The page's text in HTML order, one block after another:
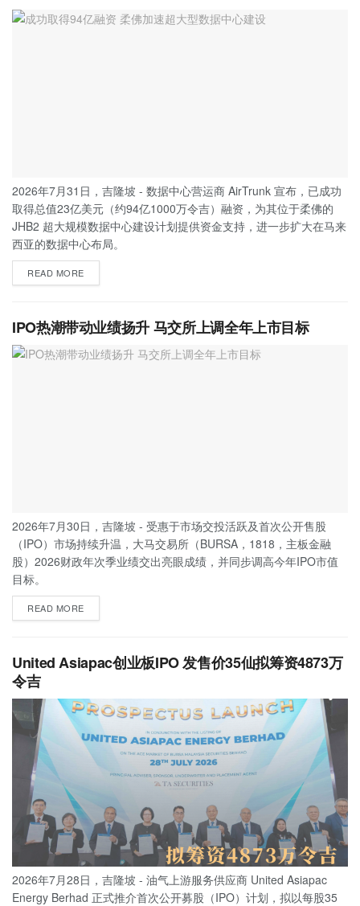
2026年7月31日，吉隆坡 - 数据中心营运商 AirTrunk 宣布，已成功
取得总值23亿美元（约94亿1000万令吉）融资，为其位于柔佛的
JHB2 超大规模数据中心建设计划提供资金支持，进一步扩大在马来
西亚的数据中心布局。
READ MORE
IPO热潮带动业绩扬升 马交所上调全年上市目标
2026年7月30日，吉隆坡 - 受惠于市场交投活跃及首次公开售股
（IPO）市场持续升温，大马交易所（BURSA，1818，主板金融
股）2026财政年次季业绩交出亮眼成绩，并同步调高今年IPO市值
目标。
READ MORE
United Asiapac创业板IPO 发售价35仙拟筹资4873万
令吉
2026年7月28日，吉隆坡 - 油气上游服务供应商 United Asiapac
Energy Berhad 正式推介首次公开募股（IPO）计划，拟以每股35